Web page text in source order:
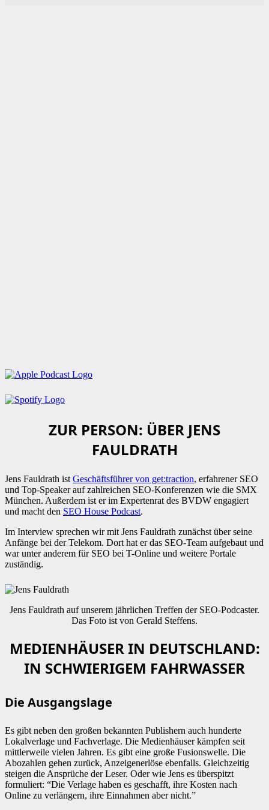
ZUR PERSON: ÜBER JENS
FAULDRATH
Jens Fauldrath ist Geschäftsführer von get:traction, erfahrener SEO
und Top-Speaker auf zahlreichen SEO-Konferenzen wie die SMX
München. Außerdem ist er im Expertenrat des BVDW engagiert
und macht den SEO House Podcast.
Im Interview sprechen wir mit Jens Fauldrath zunächst über seine
Anfänge bei der Telekom. Dort hat er das SEO-Team aufgebaut und
war unter anderem für SEO bei T-Online und weitere Portale
zuständig.
Jens Fauldrath auf unserem jährlichen Treffen der SEO-Podcaster.
Das Foto ist von Gerald Steffens.
MEDIENHÄUSER IN DEUTSCHLAND:
IN SCHWIERIGEM FAHRWASSER
Die Ausgangslage
Es gibt neben den großen bekannten Publishern auch hunderte
Lokalverlage und Fachverlage. Die Medienhäuser kämpfen seit
mittlerweile vielen Jahren. Es gibt eine große Fusionswelle. Die
Abozahlen gehen zurück, Anzeigenerlöse ebenfalls. Gleichzeitig
steigen die Ansprüche der Leser. Oder wie Jens es überspitzt
formuliert: “Die Verlage haben es geschafft, ihre Kosten nach
Online zu verlängern, ihre Einnahmen aber nicht.”